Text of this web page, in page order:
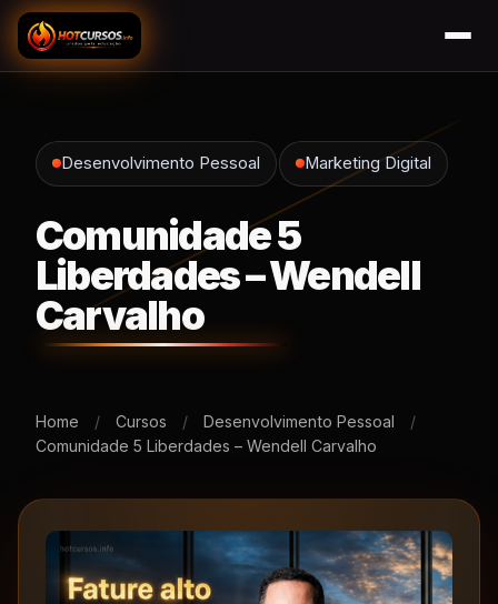
Desenvolvimento Pessoal Marketing Digital
Comunidade 5
Liberdades – Wendell
Carvalho
Home / Cursos / Desenvolvimento Pessoal
/
Comunidade 5 Liberdades – Wendell Carvalho